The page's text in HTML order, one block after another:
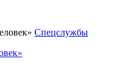
Спецслужбы